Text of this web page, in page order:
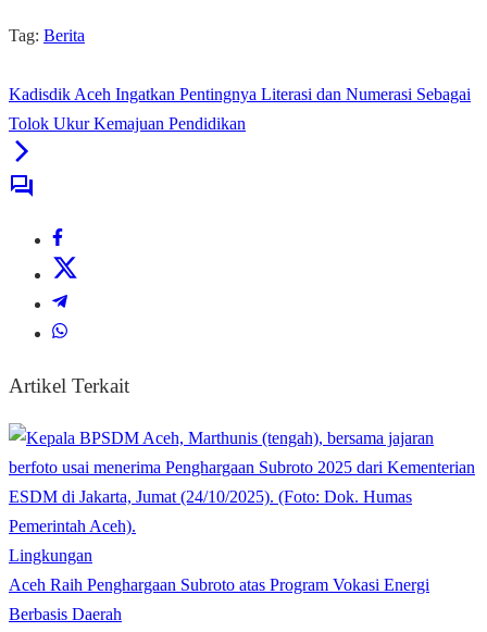
Tag: Berita
Kadisdik Aceh Ingatkan Pentingnya Literasi dan Numerasi Sebagai
Tolok Ukur Kemajuan Pendidikan
Artikel Terkait
Lingkungan
Aceh Raih Penghargaan Subroto atas Program Vokasi Energi
Berbasis Daerah